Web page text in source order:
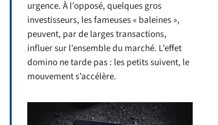
urgence. À l’opposé, quelques gros
investisseurs, les fameuses « baleines »,
peuvent, par de larges transactions,
influer sur l’ensemble du marché. L’effet
domino ne tarde pas : les petits suivent, le
mouvement s’accélère.